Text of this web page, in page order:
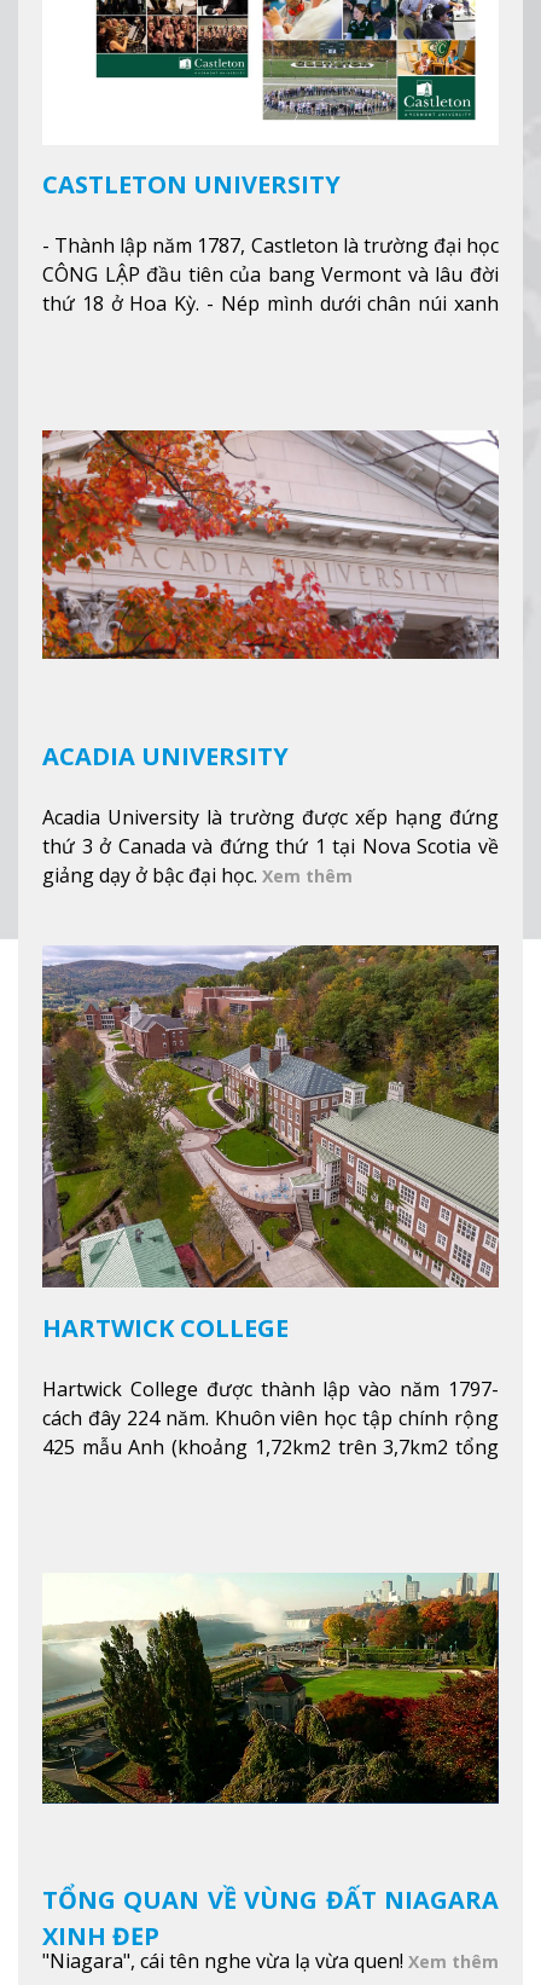
CASTLETON UNIVERSITY
- Thành lập năm 1787, Castleton là trường đại học
CÔNG LẬP đầu tiên của bang Vermont và lâu đời
thứ 18 ở Hoa Kỳ. - Nép mình dưới chân núi xanh
tuyết của trường, sinh viên có thể thưởng thức vẻ
đẹp tự nhiên của Vermont từ mọi góc trong
khuôn viên trường.Xem thêm
ACADIA UNIVERSITY
Acadia University là trường được xếp hạng đứng
thứ 3 ở Canada và đứng thứ 1 tại Nova Scotia về
giảng dạy ở bậc đại học. Xem thêm
HARTWICK COLLEGE
Hartwick College được thành lập vào năm 1797-
cách đây 224 năm. Khuôn viên học tập chính rộng
425 mẫu Anh (khoảng 1,72km2 trên 3,7km2 tổng
TỔNG QUAN VỀ VÙNG ĐẤT NIAGARA
XINH ĐẸP
"Niagara", cái tên nghe vừa lạ vừa quen! Xem thêm